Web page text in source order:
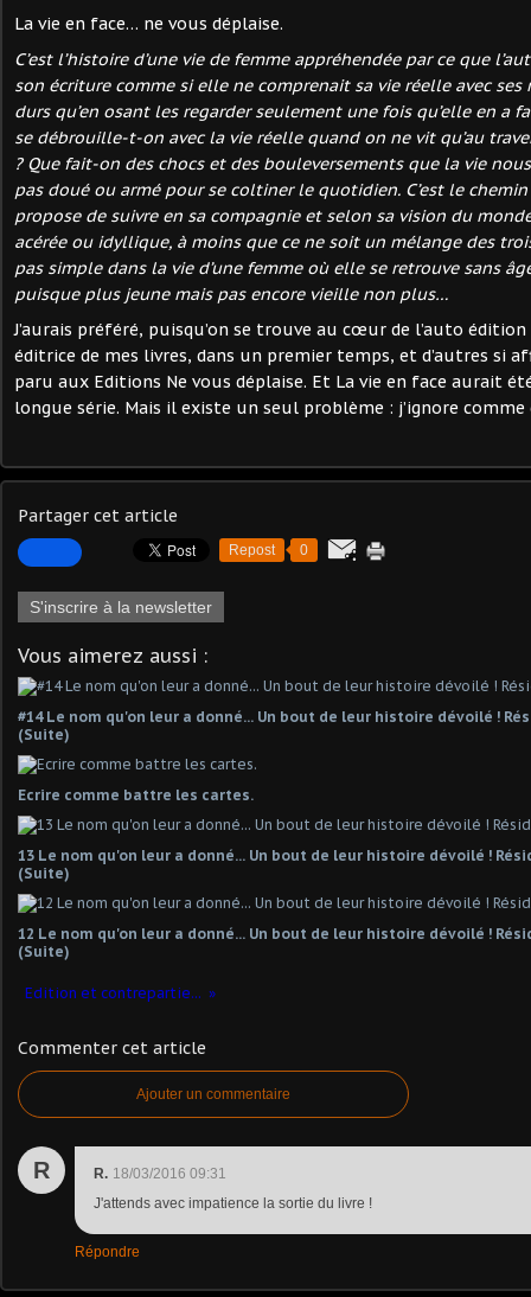
La vie en face… ne vous déplaise.
C’est l’histoire d’une vie de femme appréhendée par ce que
son écriture comme si elle ne comprenait sa vie réelle avec
durs qu’en osant les regarder seulement une fois qu’elle en a
se débrouille-t-on avec la vie réelle quand on ne vit qu’au
? Que fait-on des chocs et des bouleversements que la vie
pas doué ou armé pour se coltiner le quotidien. C’est le chemin
propose de suivre en sa compagnie et selon sa vision du
acérée ou idyllique, à moins que ce ne soit un mélange des
pas simple dans la vie d’une femme où elle se retrouve sans
puisque plus jeune mais pas encore vieille non plus…
J’aurais préféré, puisqu’on se trouve au cœur de l’auto
éditrice de mes livres, dans un premier temps, et d’autres si
paru aux Editions Ne vous déplaise. Et La vie en face aurait
longue série. Mais il existe un seul problème : j’ignore
Partager cet article
Repost 0
S'inscrire à la newsletter
Vous aimerez aussi :
#14 Le nom qu'on leur a donné... Un bout de leur histoire dévoilé !
(Suite)
Ecrire comme battre les cartes.
13 Le nom qu'on leur a donné... Un bout de leur histoire dévoilé !
(Suite)
12 Le nom qu'on leur a donné... Un bout de leur histoire dévoilé !
(Suite)
Edition et contrepartie...
Commenter cet article
Ajouter un commentaire
R R. 18/03/2016 09:31
J'attends avec impatience la sortie du livre !
Répondre